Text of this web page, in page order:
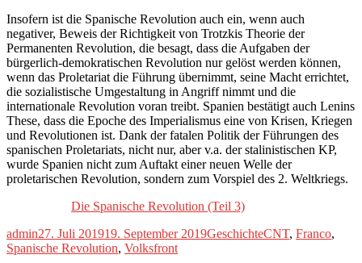
Insofern ist die Spanische Revolution auch ein, wenn auch
negativer, Beweis der Richtigkeit von Trotzkis Theorie der
Permanenten Revolution, die besagt, dass die Aufgaben der
bürgerlich-demokratischen Revolution nur gelöst werden können,
wenn das Proletariat die Führung übernimmt, seine Macht errichtet,
die sozialistische Umgestaltung in Angriff nimmt und die
internationale Revolution voran treibt. Spanien bestätigt auch Lenins
These, dass die Epoche des Imperialismus eine von Krisen, Kriegen
und Revolutionen ist. Dank der fatalen Politik der Führungen des
spanischen Proletariats, nicht nur, aber v.a. der stalinistischen KP,
wurde Spanien nicht zum Auftakt einer neuen Welle der
proletarischen Revolution, sondern zum Vorspiel des 2. Weltkriegs.
Die Spanische Revolution (Teil 3)
Autor
adminVeröffentlicht
am
27. Juli 201919. September 2019Kategorien
GeschichteSchlagwörter
CNT, Franco,
Spanische Revolution, Volksfront